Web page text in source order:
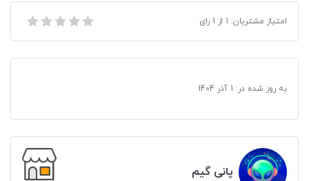
بازی Vampire Rain مخصوص XBOX 360
امتیاز مشتریان: 1 از 1 رای
به روز شده در: 1 آذر 1404
پانی گیم